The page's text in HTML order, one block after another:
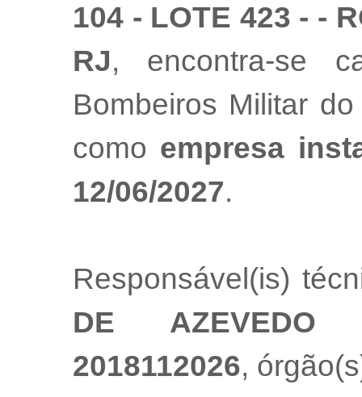
104 - LOTE 423 - -
RJ, encontra-se
Bombeiros Militar
como empresa
12/06/2027.
Responsável(is)
DE AZEVEDO
2018112026,